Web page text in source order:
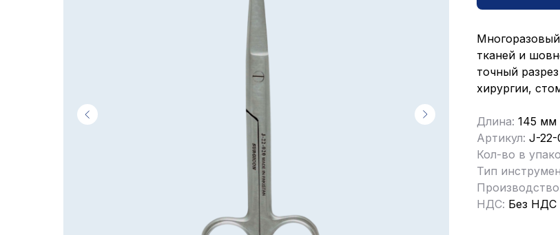
Многоразовый
тканей и
точный
хирургии,
Длина: 145 мм
Артикул: J-22-
Кол-во в
Тип
НДС: Без НДС